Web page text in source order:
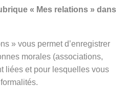
« Mes relations » dans
» vous permet d’enregistrer
morales (associations,
liées et pour lesquelles vous